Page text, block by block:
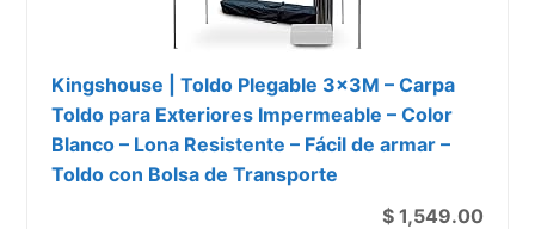
Kingshouse | Toldo Plegable 3x3M – Carpa
Toldo para Exteriores Impermeable – Color
Blanco – Lona Resistente – Fácil de armar –
Toldo con Bolsa de Transporte
$ 1,549.00